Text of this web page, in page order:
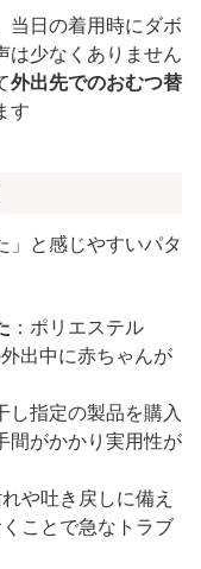
当日の着用時にダボ
は少なくありません
外出先でのおむつ替
す
」と感じやすいパタ
：ポリエステル
出中に赤ちゃんが
し指定の製品を購入
間がかかり実用性が
や吐き戻しに備え
ことで急なトラブ